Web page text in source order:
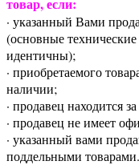
· указанный Вами
(основные
идентичны);
· приобретаемого
наличии;
· продавец находится
· продавец не имеет
· указанный вами
поддельными товарами.